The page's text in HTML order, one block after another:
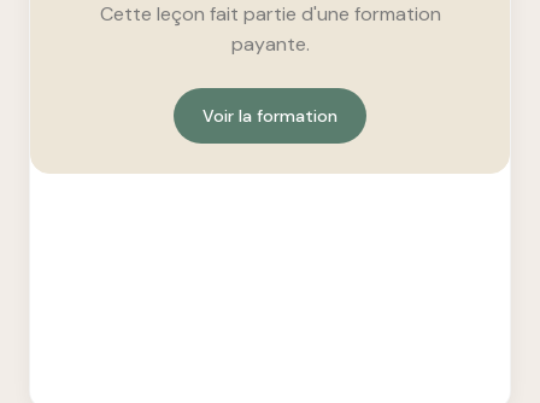
Cette leçon fait partie d'une formation
payante.
Voir la formation